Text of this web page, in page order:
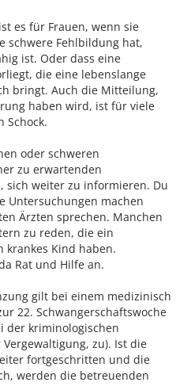
es für Frauen, wenn sie
schwere Fehlbildung hat,
ist. Oder dass eine
die eine lebenslange
bringt. Auch die Mitteilung,
haben wird, ist für viele
Schock.
oder schweren
zu erwartenden
sich weiter zu informieren. Du
Untersuchungen machen
Ärzten sprechen. Manchen
zu reden, die ein
krankes Kind haben.
Rat und Hilfe an.
gilt bei einem medizinisch
22. Schwangerschaftswoche
der kriminologischen
zu). Ist die
fortgeschritten und die
werden die betreuenden